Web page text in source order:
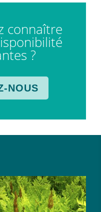
connaître
?
NOUS